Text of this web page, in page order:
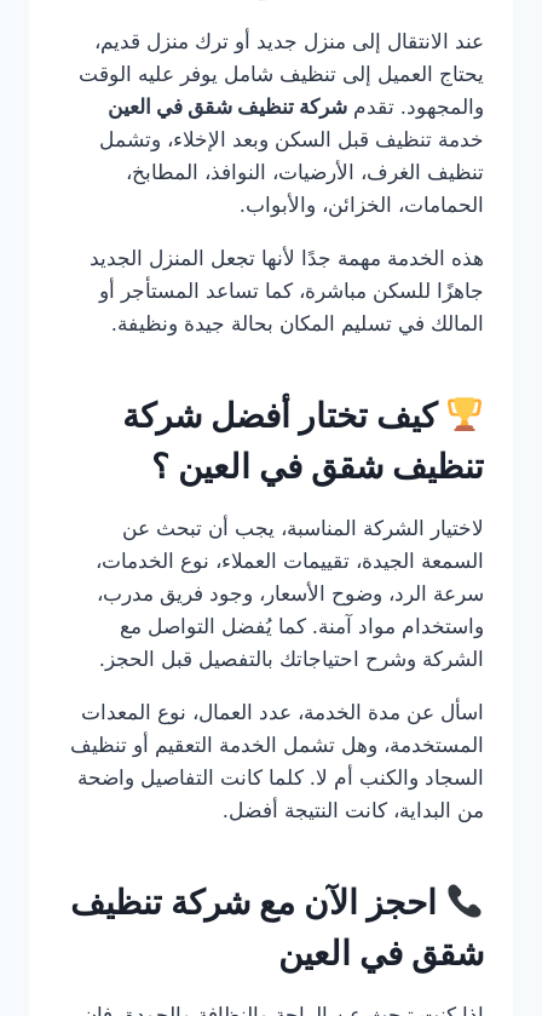
عند الانتقال إلى منزل جديد أو ترك منزل قديم،
يحتاج العميل إلى تنظيف شامل يوفر عليه الوقت
والمجهود. تقدم شركة تنظيف شقق في العين
خدمة تنظيف قبل السكن وبعد الإخلاء، وتشمل
تنظيف الغرف، الأرضيات، النوافذ، المطابخ،
الحمامات، الخزائن، والأبواب.
هذه الخدمة مهمة جدًا لأنها تجعل المنزل الجديد
جاهزًا للسكن مباشرة، كما تساعد المستأجر أو
المالك في تسليم المكان بحالة جيدة ونظيفة.
كيف تختار أفضل شركة
تنظيف شقق في العين ؟
لاختيار الشركة المناسبة، يجب أن تبحث عن
السمعة الجيدة، تقييمات العملاء، نوع الخدمات،
سرعة الرد، وضوح الأسعار، وجود فريق مدرب،
واستخدام مواد آمنة. كما يُفضل التواصل مع
الشركة وشرح احتياجاتك بالتفصيل قبل الحجز.
اسأل عن مدة الخدمة، عدد العمال، نوع المعدات
المستخدمة، وهل تشمل الخدمة التعقيم أو تنظيف
السجاد والكنب أم لا. كلما كانت التفاصيل واضحة
من البداية، كانت النتيجة أفضل.
احجز الآن مع شركة تنظيف
شقق في العين